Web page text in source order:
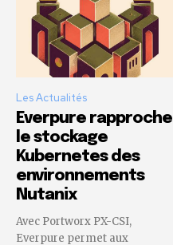
Les Actualités
Everpure rapproche
le stockage
Kubernetes des
environnements
Nutanix
Avec Portworx PX-CSI,
Everpure permet aux